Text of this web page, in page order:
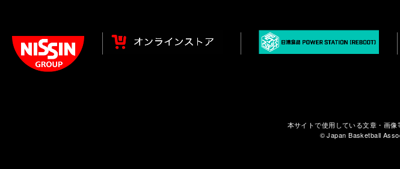
本サイトで使用している文章・画像
© Japan Basketball